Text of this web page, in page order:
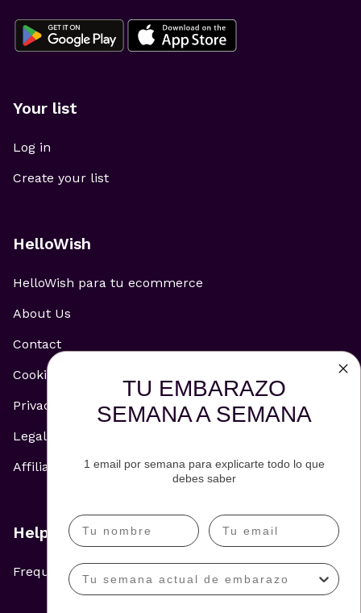
Your list
Log in
Create your list
HelloWish
HelloWish para tu ecommerce
About Us
Contact
Cookie Policy
Privacy Policy
Legal Notice
Affiliate and Advertising Policy
Help
Frequently Asked Questions
TU EMBARAZO
SEMANA A SEMANA
1 email por semana para explicarte todo lo que
debes saber